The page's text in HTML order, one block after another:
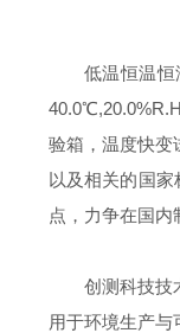
低温恒温
验箱，温度快变
以及相关的国
点，力争在国
创测科技技
用于环境生产